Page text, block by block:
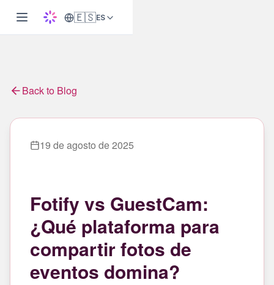
🇪🇸ES
Back to Blog
19 de agosto de 2025
Fotify vs GuestCam:
¿Qué plataforma para
compartir fotos de
eventos domina?